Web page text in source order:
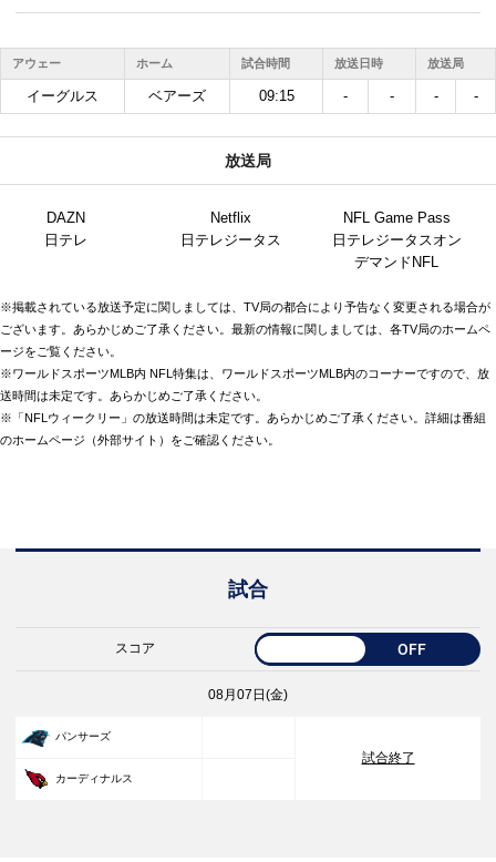
アウェー ホーム 試合時間 放送日時 放送局
イーグルス ベアーズ 09:15 - - - -
放送局
DAZN Netflix
NFL Game Pass
日テレ
日テレジータス
日テレジータスオン
デマンドNFL
※掲載されている放送予定に関しましては、TV局の都合により予告なく変更される場合が
ございます。あらかじめご了承ください。最新の情報に関しましては、各TV局のホームペ
ージをご覧ください。
※ワールドスポーツMLB内 NFL特集は、ワールドスポーツMLB内のコーナーですので、放
送時間は未定です。あらかじめご了承ください。
※「NFLウィークリー」の放送時間は未定です。あらかじめご了承ください。詳細は番組
のホームページ（外部サイト）をご確認ください。
試合
スコア OFF
08月07日(金)
パンサーズ
試合終了
カーディナルス